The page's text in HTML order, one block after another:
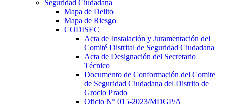
Seguridad Ciudadana
Mapa de Delito
Mapa de Riesgo
CODISEC
Acta de Instalación y Juramentación del
Comité Distrital de Seguridad Ciudadana
Acta de Designación del Secretario
Técnico
Documento de Conformación del Comite
de Seguridad Ciudadana del Distrito de
Grocio Prado
Oficio Nº 015-2023/MDGP/A